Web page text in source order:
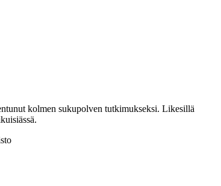
kolmen sukupolven tutkimukseksi. Likesillä